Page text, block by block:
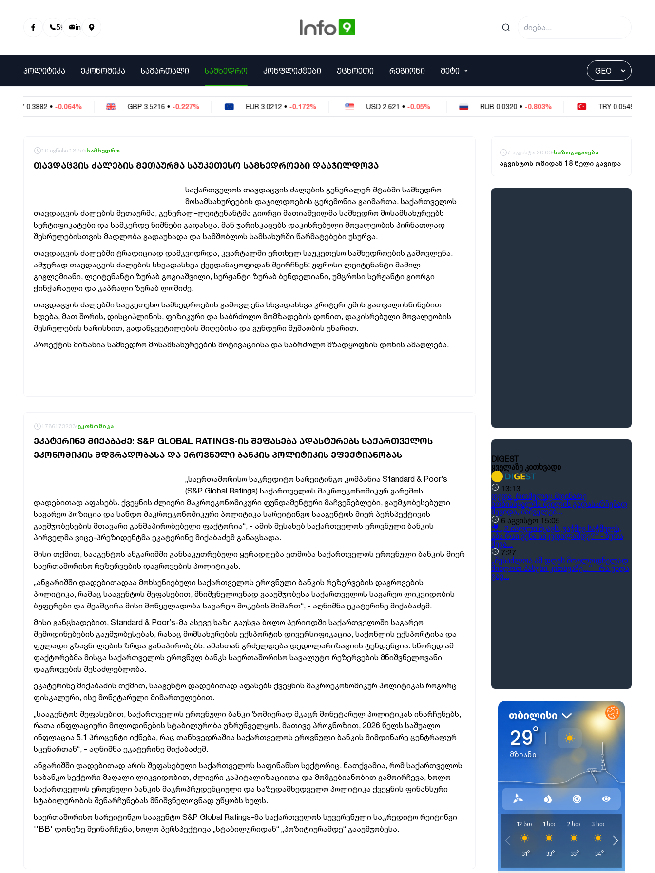
595 01 81 00info@info9.ge
ᲞᲝᲚᲘᲢᲘᲙᲐ ᲔᲙᲝᲜᲝᲛᲘᲙᲐ ᲡᲐᲛᲐᲠᲗᲐᲚᲘ ᲡᲐᲛᲮᲔᲓᲠᲝ ᲙᲝᲜᲤᲚᲘᲥᲢᲔᲑᲘ ᲣᲪᲮᲝᲔᲗᲘ ᲠᲔᲒᲘᲝᲜᲘ ᲛᲔᲢᲘ
0.3882 • -0.064% GBP 3.5216 • -0.227% EUR 3.0212 • -0.172% USD 2.621 • -0.05% RUB 0.0320 • -0.803% TRY 0.0549 • -0.364%
10 ივნისი 13:57 სამხედრო
ᲗᲐᲕᲓᲐᲪᲕᲘᲡ ᲫᲐᲚᲔᲑᲘᲡ ᲛᲔᲗᲐᲣᲠᲛᲐ ᲡᲐᲣᲙᲔᲗᲔᲡᲝ ᲡᲐᲛᲮᲔᲓᲠᲝᲔᲑᲘ ᲓᲐᲐᲯᲘᲚᲓᲝᲕᲐ
საქართველოს თავდაცვის ძალების გენერალურ შტაბში სამხედრო
მოსამსახურეების დაჯილდოების ცერემონია გაიმართა. საქართველოს
თავდაცვის ძალების მეთაურმა, გენერალ-ლეიტენანტმა გიორგი მათიაშვილმა სამხედრო მოსამსახურეებს
სერტიფიკატები და სამკერდე ნიშნები გადასცა. მან ჯარისკაცებს დაკისრებული მოვალეობის პირნათლად
შესრულებისთვის მადლობა გადაუხადა და სამშობლოს სამსახურში წარმატებები უსურვა.
თავდაცვის ძალებში ტრადიციად დამკვიდრდა, კვარტალში ერთხელ საუკეთესო სამხედროების გამოვლენა.
ამჯერად თავდაცვის ძალების სხვადასხვა ქვედანაყოფიდან შეირჩნენ: უფროსი ლეიტენანტი შამილ
გიგლემიანი, ლეიტენანტი ზურაბ გოგიაშვილი, სერჟანტი ზურაბ ბენდელიანი, უმცროსი სერჟანტი გიორგი
ჭინჭარაული და კაპრალი ზურაბ ლომიძე.
თავდაცვის ძალებში საუკეთესო სამხედროების გამოვლენა სხვადასხვა კრიტერიუმის გათვალისწინებით
ხდება, მათ შორის, დისციპლინის, ფიზიკური და საბრძოლო მომზადების დონით, დაკისრებული მოვალეობის
შესრულების ხარისხით, გადაწყვეტილების მიღებისა და გუნდური მუშაობის უნარით.
პროექტის მიზანია სამხედრო მოსამსახურეების მოტივაციისა და საბრძოლო მზადყოფნის დონის ამაღლება.
1786173233 ეკონომიკა
ᲔᲙᲐᲢᲔᲠᲘᲜᲔ ᲛᲘᲥᲐᲑᲐᲫᲔ: S&P GLOBAL RATINGS-ᲘᲡ ᲨᲔᲤᲐᲡᲔᲑᲐ ᲐᲓᲐᲡᲢᲣᲠᲔᲑᲡ ᲡᲐᲥᲐᲠᲗᲕᲔᲚᲝᲡ
ᲔᲙᲝᲜᲝᲛᲘᲙᲘᲡ ᲛᲓᲒᲠᲐᲓᲝᲑᲐᲡᲐ ᲓᲐ ᲔᲠᲝᲕᲜᲣᲚᲘ ᲑᲐᲜᲙᲘᲡ ᲞᲝᲚᲘᲢᲘᲙᲘᲡ ᲔᲤᲔᲥᲢᲘᲐᲜᲝᲑᲐᲡ
„საერთაშორისო საკრედიტო სარეიტინგო კომპანია Standard & Poor’s
(S&P Global Ratings) საქართველოს მაკროეკონომიკურ გარემოს
დადებითად აფასებს. ქვეყნის ძლიერი მაკროეკონომიკური ფუნდამენტური მაჩვენებლები, გაუმჯობესებული
საგარეო პოზიცია და სანდო მაკროეკონომიკური პოლიტიკა სარეიტინგო სააგენტოს მიერ პერსპექტივის
გაუმჯობესების მთავარი განმაპირობებელი ფაქტორია“, - ამის შესახებ საქართველოს ეროვნული ბანკის
პირველმა ვიცე-პრეზიდენტმა ეკატერინე მიქაბაძემ განაცხადა.
მისი თქმით, სააგენტოს ანგარიშში განსაკუთრებული ყურადღება ეთმობა საქართველოს ეროვნული ბანკის მიერ
საერთაშორისო რეზერვების დაგროვების პოლიტიკას.
„ანგარიშში დადებითადაა მოხსენიებული საქართველოს ეროვნული ბანკის რეზერვების დაგროვების
პოლიტიკა, რამაც სააგენტოს შეფასებით, მნიშვნელოვნად გააუმჯობესა საქართველოს საგარეო ლიკვიდობის
ბუფერები და შეამცირა მისი მოწყვლადობა საგარეო შოკების მიმართ“, - აღნიშნა ეკატერინე მიქაბაძემ.
მისი განცხადებით, Standard & Poor’s-მა ასევე ხაზი გაუსვა ბოლო პერიოდში საქართველოში საგარეო
შემოდინებების გაუმჯობესებას, რასაც მომსახურების ექსპორტის დივერსიფიკაცია, საქონლის ექსპორტისა და
ფულადი გზავნილების ზრდა განაპირობებს. ამასთან გრძელდება დედოლარიზაციის ტენდენცია. სწორედ ამ
ფაქტორებმა მისცა საქართველოს ეროვნულ ბანკს საერთაშორისო სავალუტო რეზერვების მნიშვნელოვანი
დაგროვების შესაძლებლობა.
ეკატერინე მიქაბაძის თქმით, სააგენტო დადებითად აფასებს ქვეყნის მაკროეკონომიკურ პოლიტიკას როგორც
ფისკალური, ისე მონეტარული მიმართულებით.
„სააგენტოს შეფასებით, საქართველოს ეროვნული ბანკი ზომიერად მკაცრ მონეტარულ პოლიტიკას ინარჩუნებს,
რათა ინფლაციური მოლოდინების სტაბილურობა უზრუნველყოს. მათივე პროგნოზით, 2026 წელს საშუალო
ინფლაცია 5.1 პროცენტი იქნება, რაც თანხვედრაშია საქართველოს ეროვნული ბანკის მიმდინარე ცენტრალურ
სცენართან“, - აღნიშნა ეკატერინე მიქაბაძემ.
ანგარიშში დადებითად არის შეფასებული საქართველოს საფინანსო სექტორიც. ნათქვამია, რომ საქართველოს
საბანკო სექტორი მაღალი ლიკვიდობით, ძლიერი კაპიტალიზაციითა და მომგებიანობით გამოირჩევა, ხოლო
საქართველოს ეროვნული ბანკის მაკროპრუდენციული და საზედამხედველო პოლიტიკა ქვეყნის ფინანსური
სტაბილურობის შენარჩუნებას მნიშვნელოვნად უწყობს ხელს.
საერთაშორისო სარეიტინგო სააგენტო S&P Global Ratings-მა საქართველოს სუვერენული საკრედიტო რეიტინგი
''BB' დონეზე შეინარჩუნა, ხოლო პერსპექტივა „სტაბილურიდან“ „პოზიტიურამდე“ გააუმჯობესა.
7 აგვისტო 20:00 საზოგადოება
აგვისტოს ომიდან 18 წელი გავიდა